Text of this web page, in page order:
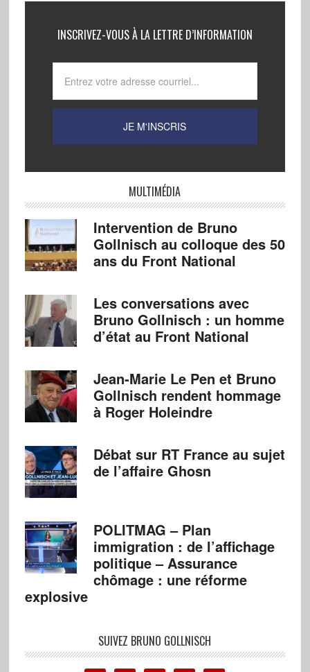
INSCRIVEZ-VOUS À LA LETTRE D’INFORMATION
MULTIMÉDIA
Intervention de Bruno
Gollnisch au colloque des 50
ans du Front National
Les conversations avec
Bruno Gollnisch : un homme
d’état au Front National
Jean-Marie Le Pen et Bruno
Gollnisch rendent hommage
à Roger Holeindre
Débat sur RT France au sujet
de l’affaire Ghosn
POLITMAG – Plan
immigration : de l’affichage
politique – Assurance
chômage : une réforme
explosive
SUIVEZ BRUNO GOLLNISCH